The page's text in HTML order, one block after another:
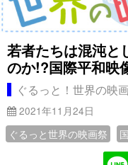
若者たちは混沌と
のか!?国際平和映
ぐるっと！世界の映
2021年11月24日
ぐるっと世界の映画祭